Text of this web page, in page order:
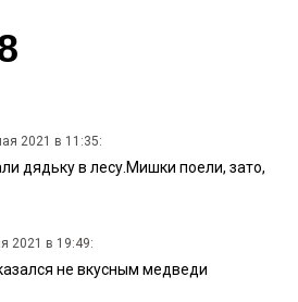
2021 в 11:35:
дядьку в лесу.Мишки поели, зато,
2021 в 19:49:
не вкусным медведи